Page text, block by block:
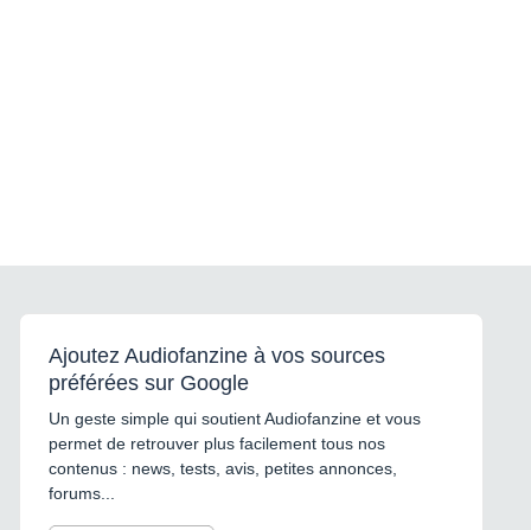
Ajoutez Audiofanzine à vos sources
préférées sur Google
Un geste simple qui soutient Audiofanzine et vous
permet de retrouver plus facilement tous nos
contenus : news, tests, avis, petites annonces,
forums...